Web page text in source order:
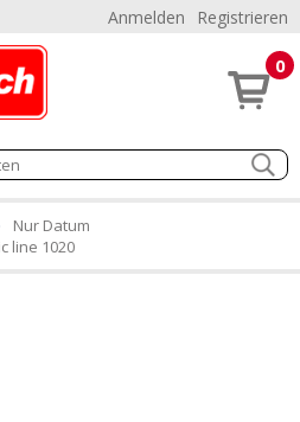
Anmelden Registrieren
0
Nur Datum
line 1020